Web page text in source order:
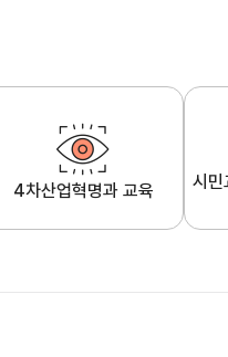
4차산업혁명과 교육
시민